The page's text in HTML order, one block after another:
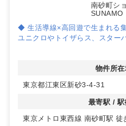
南砂町シ
SUNAMO
◆ 生活導線×高回遊で生まれる
ユニクロやトイザらス、スター
駐輪場1,700台で来館手段が多
すい環境です。
同エリアは2008年の開業以降に
物件所
東京都江東区新砂3-4-31
最寄駅 / 駅
東京メトロ東西線 南砂町駅 徒